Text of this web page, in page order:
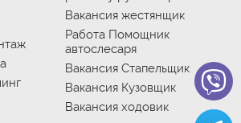
Вакансия жестянщик
Работа Помощник
автослесаря
Вакансия Стапельщик
Вакансия Кузовщик
Вакансия ходовик